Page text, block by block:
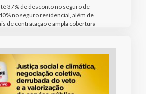
37% de desconto no seguro de
no seguro residencial, além de
de contratação e ampla cobertura